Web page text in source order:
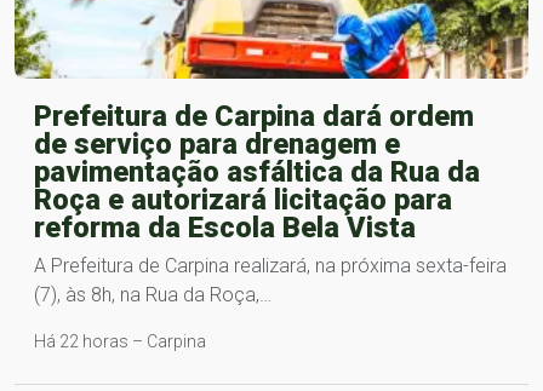
Prefeitura de Carpina dará ordem
de serviço para drenagem e
pavimentação asfáltica da Rua da
Roça e autorizará licitação para
reforma da Escola Bela Vista
A Prefeitura de Carpina realizará, na próxima sexta-feira
(7), às 8h, na Rua da Roça,…
Há 22 horas – Carpina